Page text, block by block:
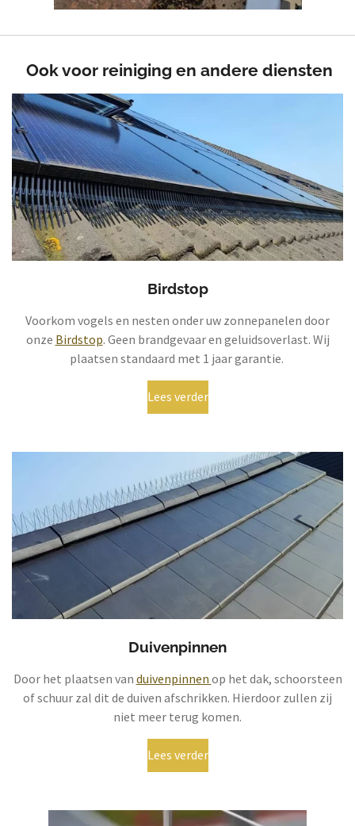
Ook voor reiniging en andere diensten
Birdstop
Voorkom vogels en nesten onder uw zonnepanelen door
onze Birdstop. Geen brandgevaar en geluidsoverlast. Wij
plaatsen standaard met 1 jaar garantie.
Lees verder
Duivenpinnen
Door het plaatsen van duivenpinnen op het dak, schoorsteen
of schuur zal dit de duiven afschrikken. Hierdoor zullen zij
niet meer terug komen.
Lees verder